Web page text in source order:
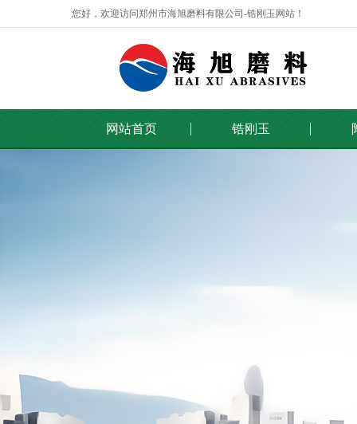
您好，欢迎访问郑州市海旭磨料有限公司-锆刚玉网站！
网站首页 锆刚玉